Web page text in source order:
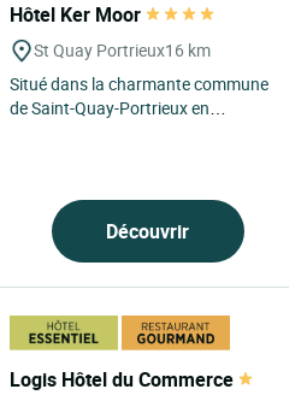
Hôtel Ker Moor
St Quay Portrieux16 km
Situé dans la charmante commune
de Saint-Quay-Portrieux en
Découvrir
Logis Hôtel du Commerce